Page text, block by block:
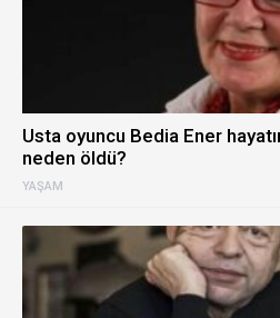
YAŞAM
Usta oyuncu Bedia Ener
neden öldü?